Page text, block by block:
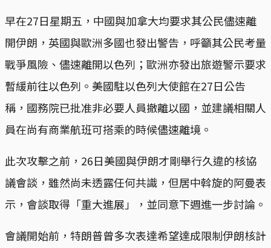
早在27日星期五，中國與加拿大均要求其公民儘速離
開伊朗，英國與歐洲多國也發出警告，呼籲其公民考量
戰爭風險、儘速離開以色列；歐洲亦發出旅遊警示要求
暫緩前往以色列。美國駐以色列大使館在27日公告
稱，國務院已批准非必要人員撤離以國，並建議相關人
員在尚有商業航班可搭乘的時候儘速離境。
此次攻擊之前，26日美國與伊朗才剛舉行久違的核協
議會談，雖然尚未透露任何共識，但居中斡旋的阿曼表
示，會談取得「重大進展」，並同意下週進一步討論。
會議開始前，特朗普曾多次表達希望達成限制伊朗核計